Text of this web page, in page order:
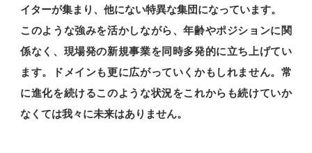
イターが集まり、他にない特異な集団になっています。
このような強みを活かしながら、年齢やポジションに関
係なく、現場発の新規事業を同時多発的に立ち上げてい
ます。ドメインも更に広がっていくかもしれません。常
に進化を続けるこのような状況をこれからも続けていか
なくては我々に未来はありません。